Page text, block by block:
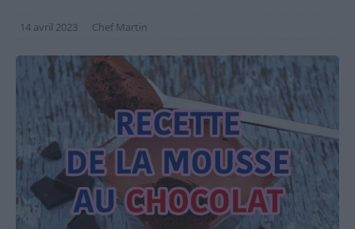
14 avril 2023 Chef Martin